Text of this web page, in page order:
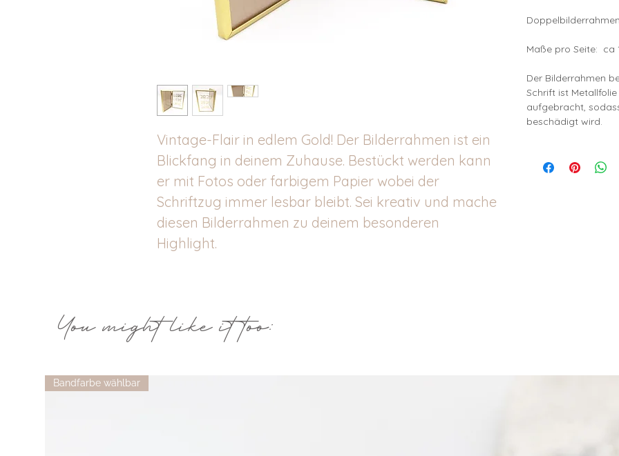
Vintage-Flair in edlem Gold! Der Bilderrahmen ist ein
Blickfang in deinem Zuhause. Bestückt werden kann
er mit Fotos oder farbigem Papier wobei der
Schriftzug immer lesbar bleibt. Sei kreativ und mache
diesen Bilderrahmen zu deinem besonderen
Highlight.
Maße pro Seite: ca
Der Bilderrahmen
Schrift ist
aufgebracht,
beschädigt wird.
You might like it too:
Bandfarbe wählbar